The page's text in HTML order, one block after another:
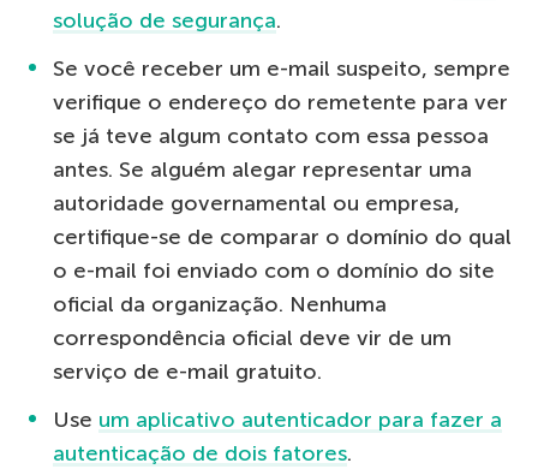
solução de segurança.
Se você receber um e-mail suspeito, sempre
verifique o endereço do remetente para ver
se já teve algum contato com essa pessoa
antes. Se alguém alegar representar uma
autoridade governamental ou empresa,
certifique-se de comparar o domínio do qual
o e-mail foi enviado com o domínio do site
oficial da organização. Nenhuma
correspondência oficial deve vir de um
serviço de e-mail gratuito.
Use um aplicativo autenticador para fazer a
autenticação de dois fatores.